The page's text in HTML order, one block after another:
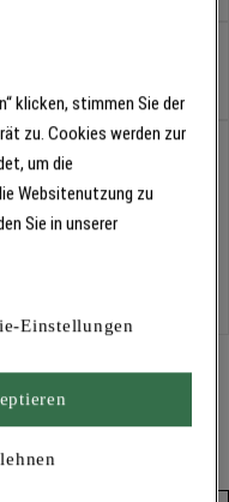
klicken, stimmen Sie der
zu. Cookies werden zur
um die
Websitenutzung zu
Sie in unserer
Einstellungen